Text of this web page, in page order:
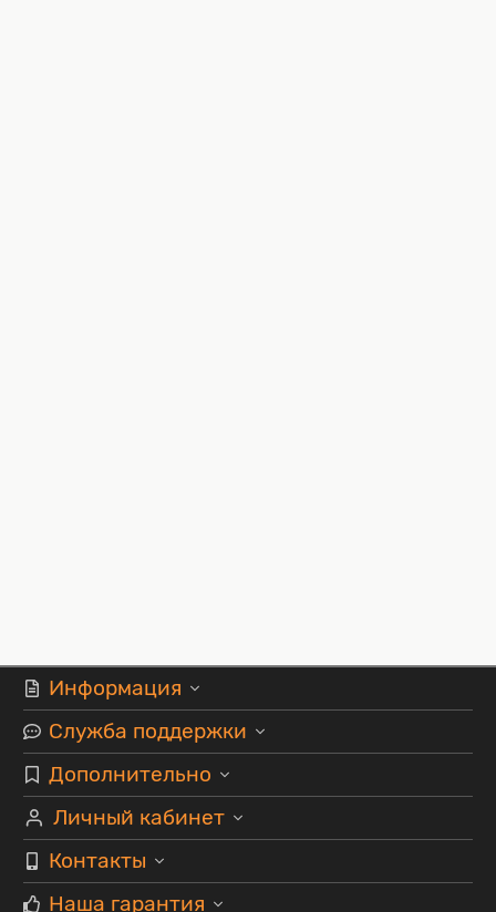
Информация
Служба поддержки
Дополнительно
Личный кабинет
Контакты
Наша гарантия